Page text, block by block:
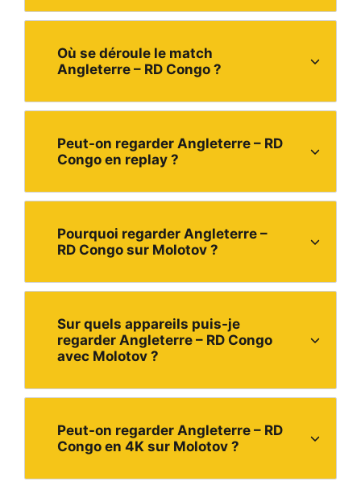
Où se déroule le match
Angleterre – RD Congo ?
Peut-on regarder Angleterre – RD
Congo en replay ?
Pourquoi regarder Angleterre –
RD Congo sur Molotov ?
Sur quels appareils puis-je
regarder Angleterre – RD Congo
avec Molotov ?
Peut-on regarder Angleterre – RD
Congo en 4K sur Molotov ?